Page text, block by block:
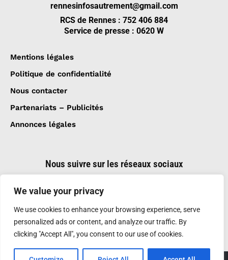
We value your privacy
We use cookies to enhance your browsing experience, serve
personalized ads or content, and analyze our traffic. By
clicking "Accept All", you consent to our use of cookies.
rennesinfosautrement@gmail.com
RCS de Rennes : 752 406 884
Service de presse : 0620 W
Mentions légales
Politique de confidentialité
Nous contacter
Partenariats – Publicités
Annonces légales
Nous suivre sur les réseaux sociaux